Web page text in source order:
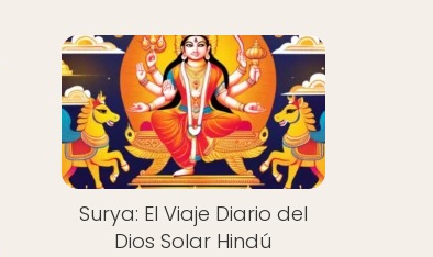
Surya: El Viaje Diario del
Dios Solar Hindú